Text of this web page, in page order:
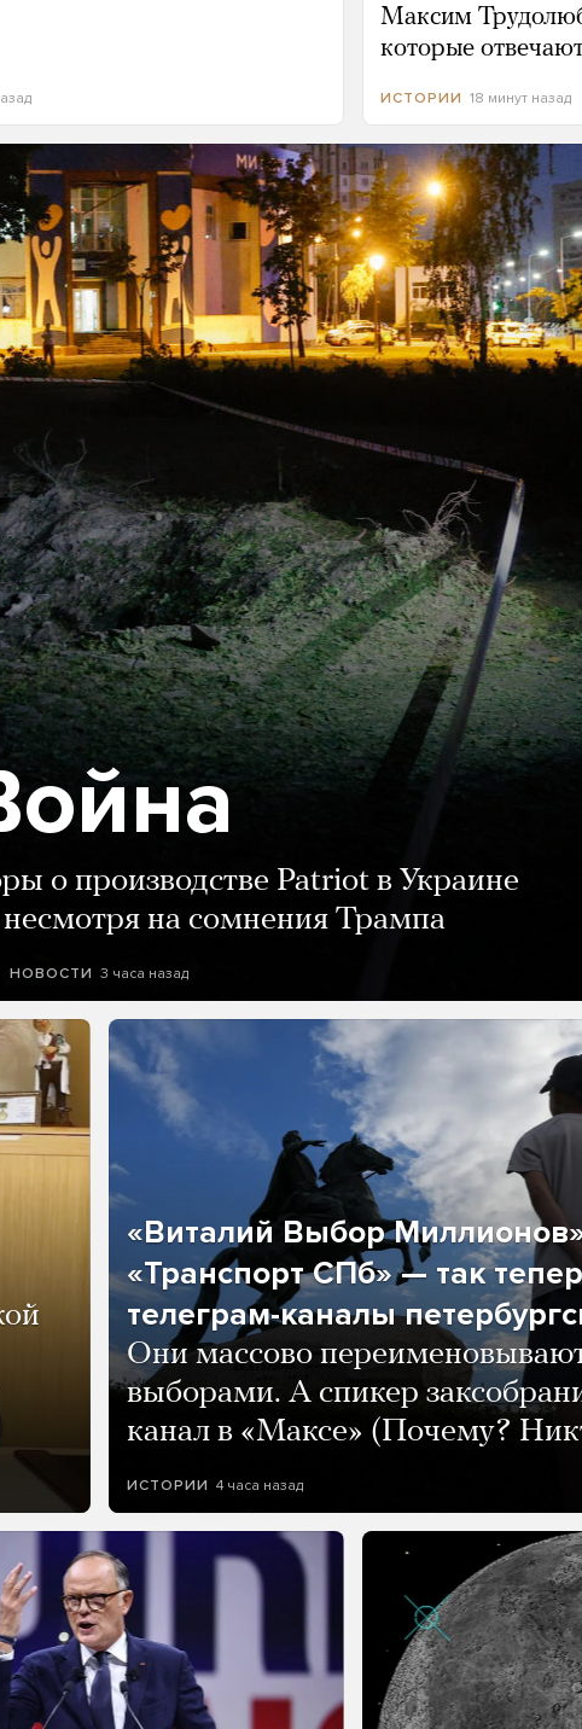
Максим
которые
ИСТОРИИ 18 минут назад
о производстве Patriot в Украине
на сомнения Трампа
НОВОСТИ 3 часа назад
«Виталий Выбор
«Транспорт СПб» — так
телеграм-каналы
Они массово
выборами. А спикер
канал в «Максе» (Почему?
ИСТОРИИ 4 часа назад